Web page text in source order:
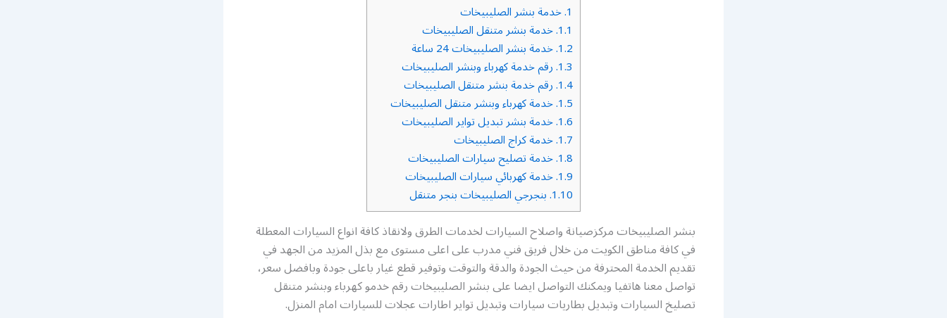
1. خدمة بنشر الصليبيخات
1.1. خدمة بنشر متنقل الصليبيخات
1.2. خدمة بنشر الصليبيخات 24 ساعة
1.3. رقم خدمة كهرباء وبنشر الصليبيخات
1.4. رقم خدمة بنشر متنقل الصليبيخات
1.5. خدمة كهرباء وبنشر متنقل الصليبيخات
1.6. خدمة بنشر تبديل تواير الصليبيخات
1.7. خدمة كراج الصليبيخات
1.8. خدمة تصليح سيارات الصليبيخات
1.9. خدمة كهربائي سيارات الصليبيخات
1.10. بنجرجي الصليبيخات بنجر متنقل
بنشر الصليبيخات مركزصيانة واصلاح السيارات لخدمات الطرق ولانقاذ كافة انواع السيارات المعطلة
في كافة مناطق الكويت من خلال فريق فني مدرب على اعلى مستوى مع بذل المزيد من الجهد في
تقديم الخدمة المحترفة من حيث الجودة والدقة والتوقت وتوفير قطع غيار باعلى جودة وبافضل سعر،
تواصل معنا هاتفيا ويمكنك التواصل ايضا على بنشر الصليبيخات رقم خدمو كهرباء وبنشر متنقل
تصليخ السيارات وتبديل بطاريات سيارات وتبديل تواير اطارات عجلات للسيارات امام المنزل.